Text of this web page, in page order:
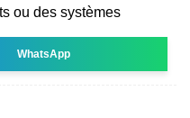
ou des systèmes
WhatsApp